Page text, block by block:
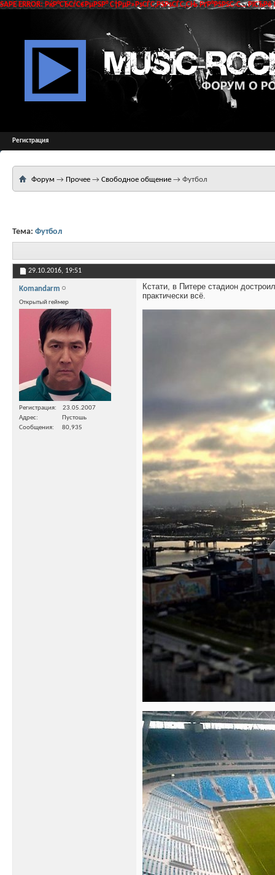
SAPE ERROR: РќР°СЂСѓС€РµРЅР° С†РµР»РѕСЃС‚РЅРѕСЃС‚СЊ РґР°РЅРЅС‹С…
Регистрация
Форум → Прочее → Свободное общение → Футбол
Тема: Футбол
29.10.2016, 19:51
Komandarm
Открытый геймер
Регистрация
23.05.2007
Адрес
Пустошь
Сообщения
80,935
Кстати, в Питере стадион
практически всё.